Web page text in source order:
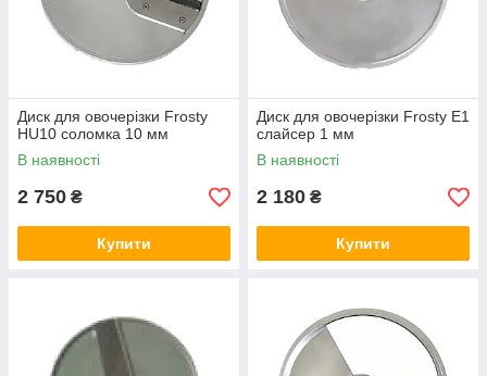
Диск для овочерізки Frosty
HU10 соломка 10 мм
В наявності
2 750 ₴
Купити
Диск для овочерізки Frosty E1
слайсер 1 мм
В наявності
2 180 ₴
Купити